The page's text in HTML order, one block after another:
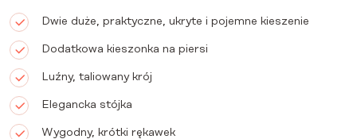
Dwie duże, praktyczne, ukryte i pojemne kieszenie
Dodatkowa kieszonka na piersi
Luźny, taliowany krój
Elegancka stójka
Wygodny, krótki rękawek